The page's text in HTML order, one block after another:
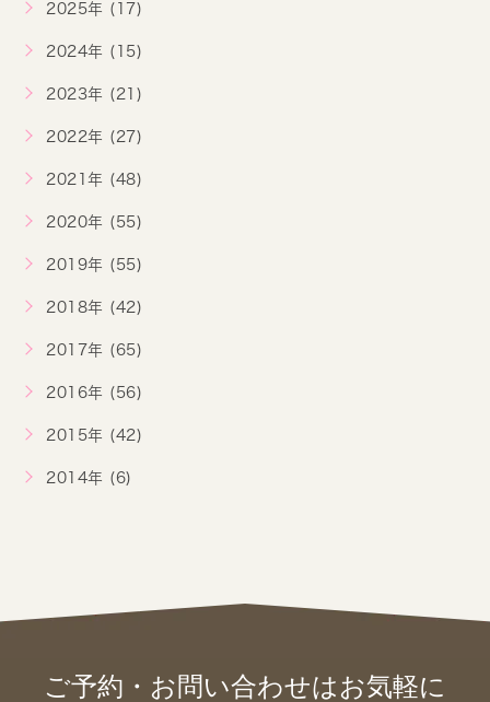
2025年 (17)
2024年 (15)
2023年 (21)
2022年 (27)
2021年 (48)
2020年 (55)
2019年 (55)
2018年 (42)
2017年 (65)
2016年 (56)
2015年 (42)
2014年 (6)
ご予約・お問い合わせはお気軽に